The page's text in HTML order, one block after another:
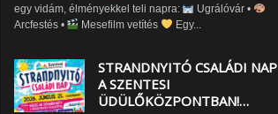
egy vidám, élményekkel teli napra:
Ugrálóvár •
Arcfestés •
Mesefilm vetítés Egy...
STRANDNYITÓ CSALÁDI NAP
A SZENTESI
ÜDÜLŐKÖZPONTBAN!…